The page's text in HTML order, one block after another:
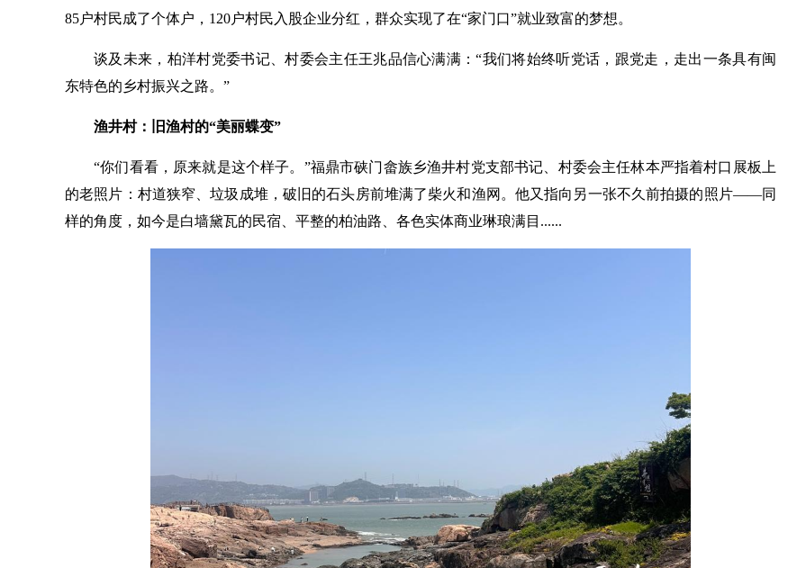
85户村民成了个体户，120户村民入股企业分红，群众实现了在“家门口”就业致富的梦想。
谈及未来，柏洋村党委书记、村委会主任王兆品信心满满：“我们将始终听党话，跟党走，走出一条具有闽
东特色的乡村振兴之路。”
渔井村：旧渔村的“美丽蝶变”
“你们看看，原来就是这个样子。”福鼎市硖门畲族乡渔井村党支部书记、村委会主任林本严指着村口展板上
的老照片：村道狭窄、垃圾成堆，破旧的石头房前堆满了柴火和渔网。他又指向另一张不久前拍摄的照片——同
样的角度，如今是白墙黛瓦的民宿、平整的柏油路、各色实体商业琳琅满目......